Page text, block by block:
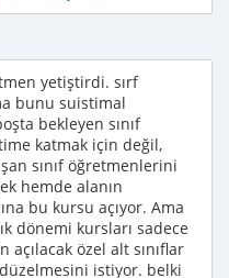
yetiştirdi. sırf
bunu suistimal
bekleyen sınıf
katmak için değil,
sınıf öğretmenlerini
hemde alanın
bu kursu açıyor. Ama
dönemi kursları sadece
özel alt sınıflar
istiyor. belki